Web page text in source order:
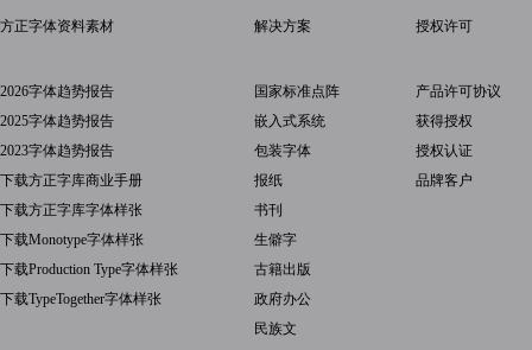
方正字体资料素材
2026字体趋势报告
2025字体趋势报告
2023字体趋势报告
下载方正字库商业手册
下载方正字库字体样张
下载Monotype字体样张
下载Production Type字体样张
下载TypeTogether字体样张
解决方案
国家标准点阵
嵌入式系统
包装字体
报纸
书刊
生僻字
古籍出版
政府办公
民族文
授权许可
产品许可协议
获得授权
授权认证
品牌客户